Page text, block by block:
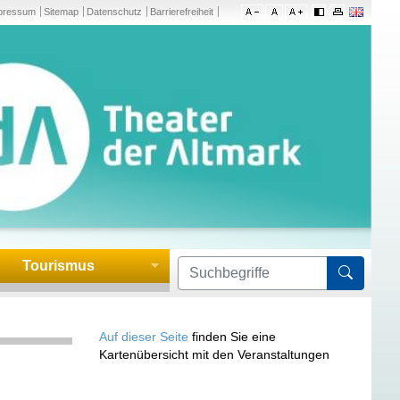
Sitemap Datenschutz Barrierefreiheit
Tourismus
Auf dieser Seite finden Sie eine
Kartenübersicht mit den Veranstaltungen